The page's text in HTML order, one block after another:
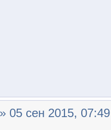
» 05 сен 2015, 07:49